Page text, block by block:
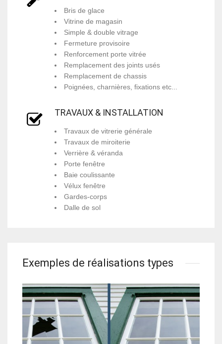
Bris de glace
Vitrine de magasin
Simple & double vitrage
Fermeture provisoire
Renforcement porte vitrée
Remplacement des joints usés
Remplacement de chassis
Poignées, charnières, fixations etc...
TRAVAUX & INSTALLATION
Travaux de vitrerie générale
Travaux de miroiterie
Verrière & véranda
Porte fenêtre
Baie coulissante
Vélux fenêtre
Gardes-corps
Dalle de sol
Exemples de réalisations types